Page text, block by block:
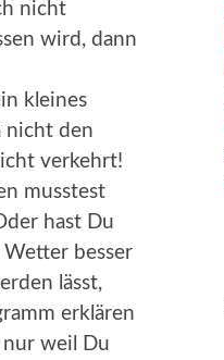
nicht
wird, dann
kleines
nicht den
verkehrt!
musstest
hast Du
besser
lässt,
erklären
nur weil Du